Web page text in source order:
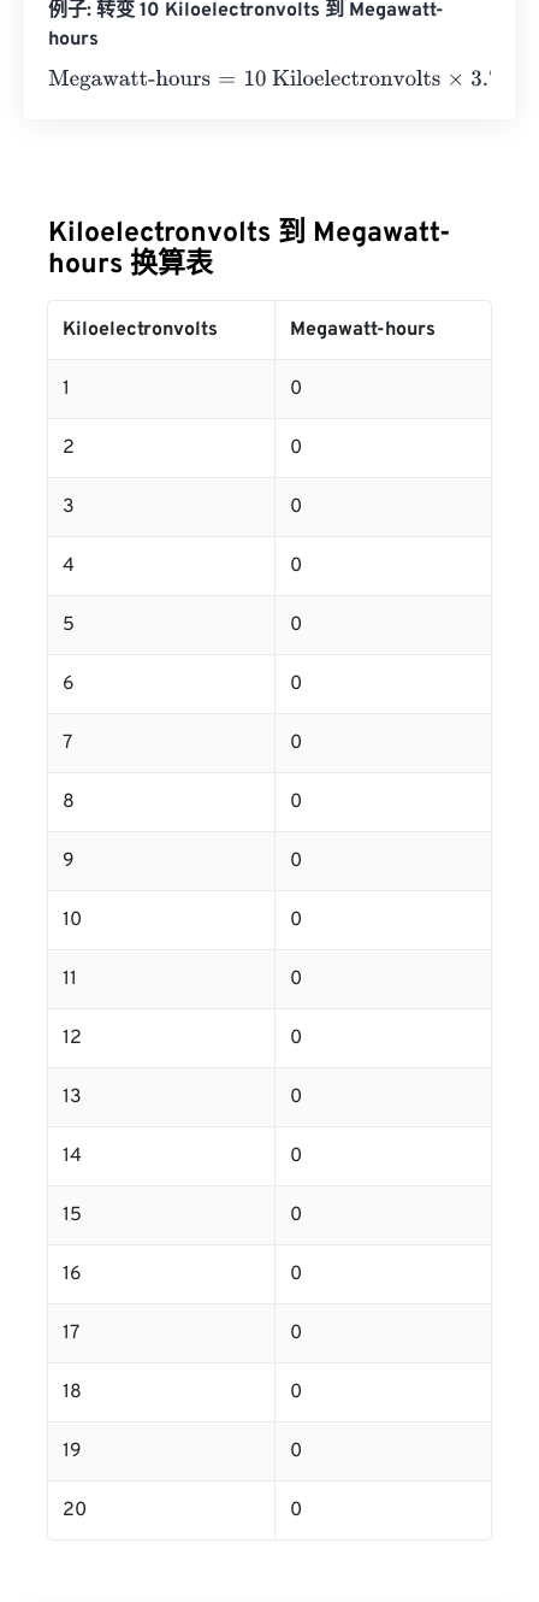
例子: 转变 10 Kiloelectronvolts 到 Megawatt-
hours
Megawatt-hours=10 Kiloelectronvolts×
Kiloelectronvolts 到 Megawatt-
hours 换算表
Kiloelectronvolts Megawatt-hours
1 0
2 0
3 0
4 0
5 0
6 0
7 0
8 0
9 0
10 0
11 0
12 0
13 0
14 0
15 0
16 0
17 0
18 0
19 0
20 0